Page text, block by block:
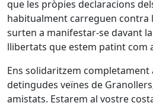
que les pròpies declaracions
habitualment carreguen contra
surten a manifestar-se davant
llibertats que estem patint com
Ens solidaritzem completament
detingudes veïnes de
amistats. Estarem al vostre